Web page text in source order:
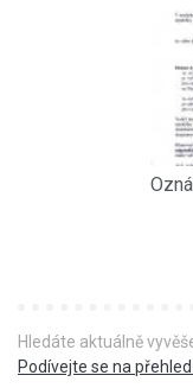
Hledáte aktuálně
Podívejte se na